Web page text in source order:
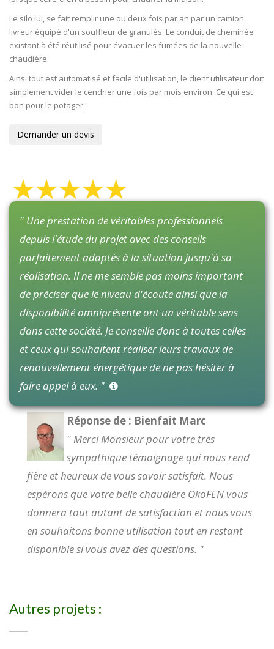
Le silo lui, se fait remplir une ou deux fois par an par un camion
livreur équipé d'un souffleur de granulés. Le conduit de cheminée
existant à été réutilisé pour évacuer les fumées de la nouvelle
chaudière.
Ainsi tout est automatisé et facile d'utilisation, le client utilisateur doit
simplement vider le cendrier une fois par mois environ. Ce qui est
bon pour le potager !
Demander un devis
" Une prestation de véritables professionnels
depuis l'étude du projet avec des conseils
parfaitement adaptés à la situation jusqu'à sa
réalisation. Il ne me semble pas moins important
de préciser que le niveau d'écoute ainsi que la
disponibilité omniprésente ont un véritable sens
dans cette société. Je conseille donc à toutes celles
et ceux qui souhaitent réaliser leurs travaux de
renouvellement énergétique de ne pas hésiter à
faire appel à eux. "
Réponse de : Bienfait Marc
" Merci Monsieur pour votre très
sympathique témoignage qui nous rend
fière et heureux de vous savoir satisfait. Nous
espérons que votre belle chaudière ÖkoFEN vous
donnera tout autant de satisfaction et nous vous
en souhaitons bonne utilisation tout en restant
disponible si vous avez des questions. "
Autres projets :